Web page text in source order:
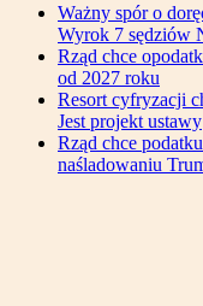
Ważny spór o
Wyrok 7 sędziów
Rząd chce
od 2027 roku
Resort cyfryzacji
Jest projekt ustawy
Rząd chce
naśladowaniu